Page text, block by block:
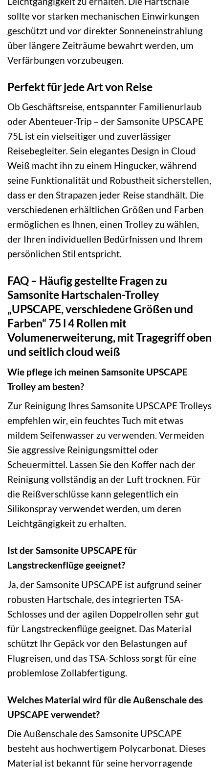
sollte vor starken mechanischen Einwirkungen
geschützt und vor direkter Sonneneinstrahlung
über längere Zeiträume bewahrt werden, um
Verfärbungen vorzubeugen.
Perfekt für jede Art von Reise
Ob Geschäftsreise, entspannter Familienurlaub
oder Abenteuer-Trip – der Samsonite UPSCAPE
75L ist ein vielseitiger und zuverlässiger
Reisebegleiter. Sein elegantes Design in Cloud
Weiß macht ihn zu einem Hingucker, während
seine Funktionalität und Robustheit sicherstellen,
dass er den Strapazen jeder Reise standhält. Die
verschiedenen erhältlichen Größen und Farben
ermöglichen es Ihnen, einen Trolley zu wählen,
der Ihren individuellen Bedürfnissen und Ihrem
persönlichen Stil entspricht.
FAQ – Häufig gestellte Fragen zu
Samsonite Hartschalen-Trolley
„UPSCAPE, verschiedene Größen und
Farben“ 75 l 4 Rollen mit
Volumenerweiterung, mit Tragegriff oben
und seitlich cloud weiß
Wie pflege ich meinen Samsonite UPSCAPE
Trolley am besten?
Zur Reinigung Ihres Samsonite UPSCAPE Trolleys
empfehlen wir, ein feuchtes Tuch mit etwas
mildem Seifenwasser zu verwenden. Vermeiden
Sie aggressive Reinigungsmittel oder
Scheuermittel. Lassen Sie den Koffer nach der
Reinigung vollständig an der Luft trocknen. Für
die Reißverschlüsse kann gelegentlich ein
Silikonspray verwendet werden, um deren
Leichtgängigkeit zu erhalten.
Ist der Samsonite UPSCAPE für
Langstreckenflüge geeignet?
Ja, der Samsonite UPSCAPE ist aufgrund seiner
robusten Hartschale, des integrierten TSA-
Schlosses und der agilen Doppelrollen sehr gut
für Langstreckenflüge geeignet. Das Material
schützt Ihr Gepäck vor den Belastungen auf
Flugreisen, und das TSA-Schloss sorgt für eine
problemlose Zollabfertigung.
Welches Material wird für die Außenschale des
UPSCAPE verwendet?
Die Außenschale des Samsonite UPSCAPE
besteht aus hochwertigem Polycarbonat. Dieses
Material ist bekannt für seine hervorragende